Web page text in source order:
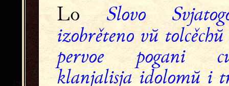
LoSlovo
izobrěteno vŭ
pervoe pogani
klanjalisja idolomŭ i